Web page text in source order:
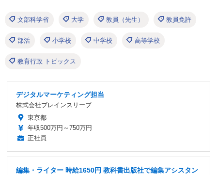
文部科学省 大学 教員（先生） 教員免許
部活 小学校 中学校 高等学校
教育行政 トピックス
デジタルマーケティング担当
株式会社ブレインスリープ
東京都
年収500万円～750万円
正社員
編集・ライター 時給1650円 教科書出版社で編集アシスタン